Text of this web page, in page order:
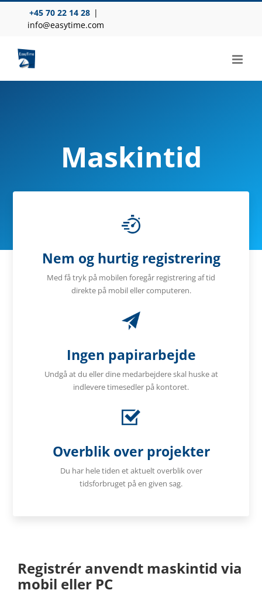
+45 70 22 14 28 |
info@easytime.com
Maskintid
Nem og hurtig registrering
Med få tryk på mobilen foregår registrering af tid
direkte på mobil eller computeren.
Ingen papirarbejde
Undgå at du eller dine medarbejdere skal huske at
indlevere timesedler på kontoret.
Overblik over projekter
Du har hele tiden et aktuelt overblik over
tidsforbruget på en given sag.
Registrér anvendt maskintid via
mobil eller PC